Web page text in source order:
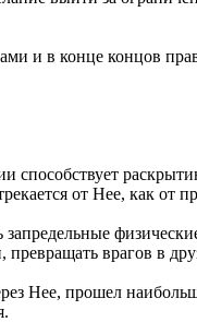
и в конце концов
способствует
от Нее, как от
врагов в
Нее, прошел